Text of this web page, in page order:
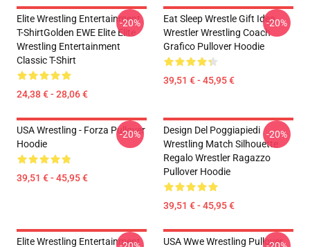
Elite Wrestling Entertainment
T-ShirtGolden EWE Elite Elite
Wrestling Entertainment
Classic T-Shirt
24,38 € - 28,06 €
-20%
Eat Sleep Wrestle Gift Idea
Wrestler Wrestling Coach
Grafico Pullover Hoodie
39,51 € - 45,95 €
-20%
USA Wrestling - Forza Pullover
Hoodie
39,51 € - 45,95 €
-20%
Design Del Poggiapiedi
Wrestling Match Silhouette
Regalo Wrestler Ragazzo
Pullover Hoodie
39,51 € - 45,95 €
-20%
Elite Wrestling Entertainment
USA Wwe Wrestling Pullover